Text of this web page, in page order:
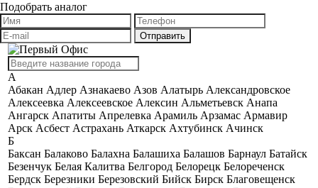
Подобрать аналог
А
Абакан Адлер Азнакаево Азов Алатырь Александровское
Алексеевка Алексеевское Алексин Альметьевск Анапа
Ангарск Апатиты Апрелевка Арамиль Арзамас Армавир
Арск Асбест Астрахань Аткарск Ахтубинск Ачинск
Б
Баксан Балаково Балахна Балашиха Балашов Барнаул Батайск
Безенчук Белая Калитва Белгород Белорецк Белореченск
Бердск Березники Березовский Бийск Бирск Благовещенск